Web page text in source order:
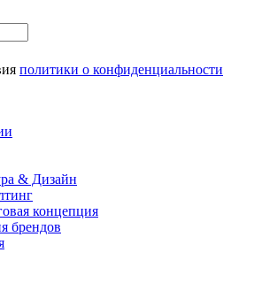
политики о конфиденциальности
& Дизайн
концепция
брендов